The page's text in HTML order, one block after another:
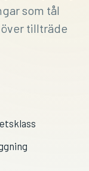
som tål
tillträde